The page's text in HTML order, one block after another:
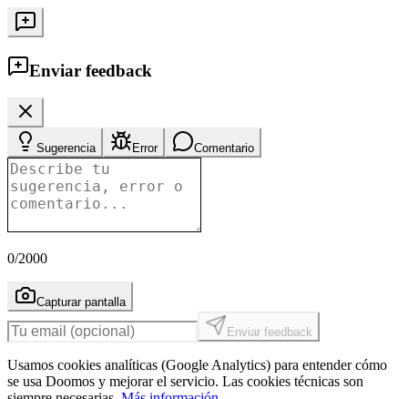
Enviar feedback
Sugerencia Error Comentario
0/2000
Capturar pantalla
Enviar feedback
Usamos cookies analíticas (Google Analytics) para entender cómo
se usa Doomos y mejorar el servicio. Las cookies técnicas son